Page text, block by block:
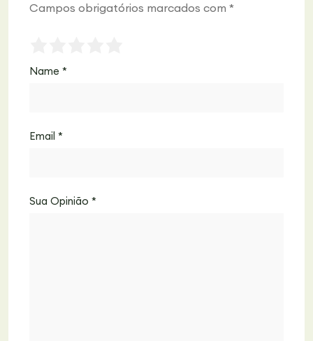
Campos obrigatórios marcados com *
Name *
Email *
Sua Opinião *